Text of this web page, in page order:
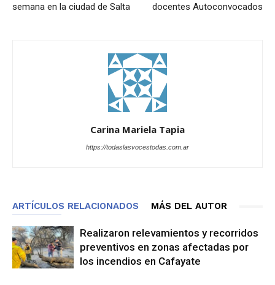
semana en la ciudad de Salta
docentes Autoconvocados
Carina Mariela Tapia
https://todaslasvocestodas.com.ar
ARTÍCULOS RELACIONADOS MÁS DEL AUTOR
Realizaron relevamientos y recorridos
preventivos en zonas afectadas por
los incendios en Cafayate